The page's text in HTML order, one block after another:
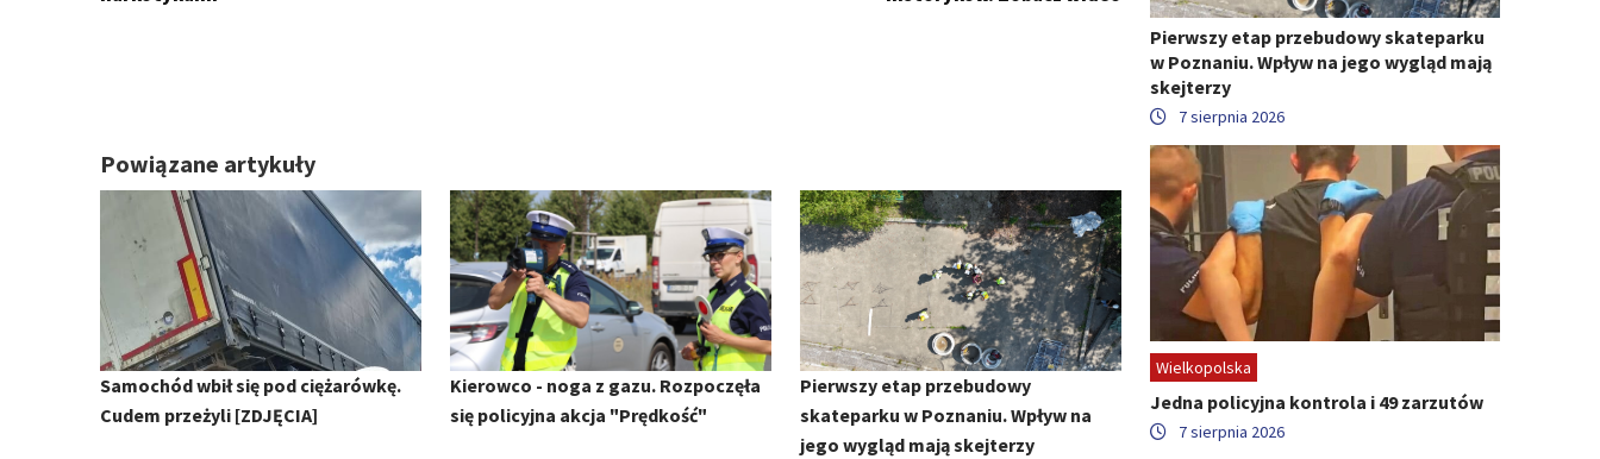
Powiązane artykuły
Samochód wbił się pod ciężarówkę.
Cudem przeżyli [ZDJĘCIA]
Kierowco - noga z gazu. Rozpoczęła
się policyjna akcja "Prędkość"
Pierwszy etap przebudowy
skateparku w Poznaniu. Wpływ na
jego wygląd mają skejterzy
Pierwszy etap przebudowy skateparku
w Poznaniu. Wpływ na jego wygląd mają
skejterzy
7 sierpnia 2026
Wielkopolska
Jedna policyjna kontrola i 49 zarzutów
7 sierpnia 2026